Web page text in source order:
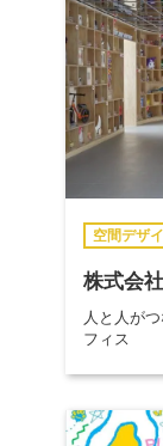
空間デザ
株式会
人と人が
フィス